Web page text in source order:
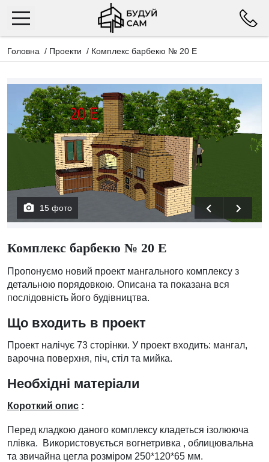
Головна / Проекти / Комплекс барбекю № 20 Е
15 фото
Комплекс барбекю № 20 Е
Пропонуємо новий проект мангального комплексу з
детальною порядовкою. Описана та показана вся
послідовність його будівництва.
Що входить в проект
Проект налічує 73 сторінки. У проект входить: мангал,
варочна поверхня, піч, стіл та мийка.
Необхідні матеріали
Короткий опис :
Перед кладкою даного комплексу кладеться ізолююча
плівка. Використовується вогнетривка , облицювальна
та звичайна цегла розміром 250*120*65 мм.